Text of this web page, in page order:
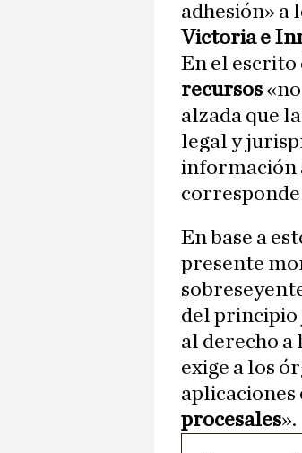
adhesión» a
Victoria e
En el escrito
recursos
alzada que
legal y
información
En base a
presente
del principio
al derecho a
exige a los
procesales».